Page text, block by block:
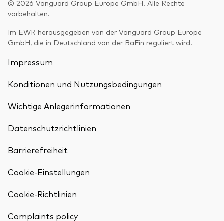
© 2026 Vanguard Group Europe GmbH. Alle Rechte
vorbehalten.
Im EWR herausgegeben von der Vanguard Group Europe
GmbH, die in Deutschland von der BaFin reguliert wird.
Impressum
Konditionen und Nutzungsbedingungen
Wichtige Anlegerinformationen
Datenschutzrichtlinien
Barrierefreiheit
Cookie-Einstellungen
Cookie-Richtlinien
Complaints policy